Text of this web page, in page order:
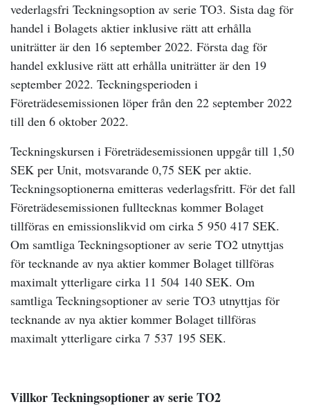
vederlagsfri Teckningsoption av serie TO3. Sista dag för
handel i Bolagets aktier inklusive rätt att erhålla
uniträtter är den 16 september 2022. Första dag för
handel exklusive rätt att erhålla uniträtter är den 19
september 2022. Teckningsperioden i
Företrädesemissionen löper från den 22 september 2022
till den 6 oktober 2022.
Teckningskursen i Företrädesemissionen uppgår till 1,50
SEK per Unit, motsvarande 0,75 SEK per aktie.
Teckningsoptionerna emitteras vederlagsfritt. För det fall
Företrädesemissionen fulltecknas kommer Bolaget
tillföras en emissionslikvid om cirka 5 950 417 SEK.
Om samtliga Teckningsoptioner av serie TO2 utnyttjas
för tecknande av nya aktier kommer Bolaget tillföras
maximalt ytterligare cirka 11 504 140 SEK. Om
samtliga Teckningsoptioner av serie TO3 utnyttjas för
tecknande av nya aktier kommer Bolaget tillföras
maximalt ytterligare cirka 7 537 195 SEK.
Villkor Teckningsoptioner av serie TO2